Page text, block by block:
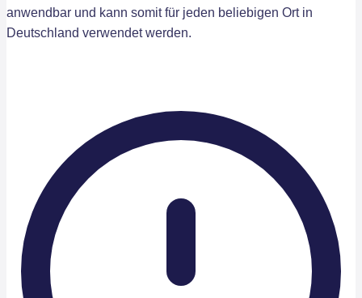
anwendbar und kann somit für jeden beliebigen Ort in
Deutschland verwendet werden.